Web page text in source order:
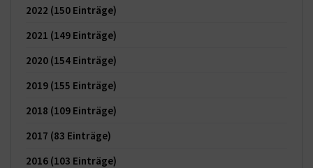
2022 (150 Einträge)
2021 (149 Einträge)
2020 (154 Einträge)
2019 (155 Einträge)
2018 (109 Einträge)
2017 (83 Einträge)
2016 (103 Einträge)